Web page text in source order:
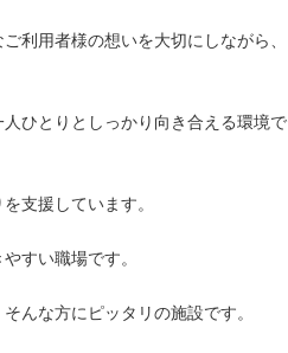
利用者様の想いを大切にしながら、
ひとりとしっかり向き合える環境で
支援しています。
すい職場です。
んな方にピッタリの施設です。